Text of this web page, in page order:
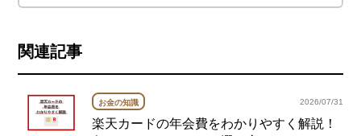
関連記事
お金の知識 2026/07/31
楽天カードの年会費をわかりやすく解説！